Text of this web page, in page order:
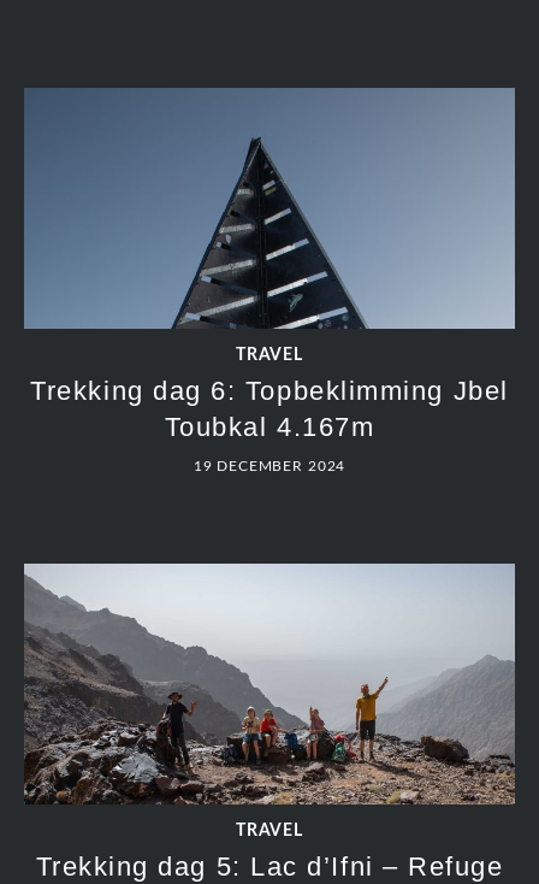
TRAVEL
Trekking dag 6: Topbeklimming Jbel
Toubkal 4.167m
19 DECEMBER 2024
TRAVEL
Trekking dag 5: Lac d’Ifni – Refuge